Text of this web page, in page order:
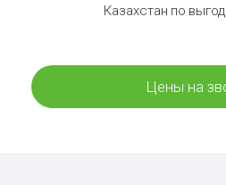
Казахстан по
Цены на